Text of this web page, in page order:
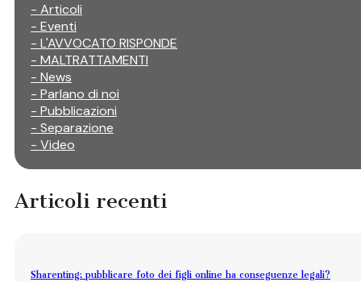
- Articoli
- Eventi
- L'AVVOCATO RISPONDE
- MALTRATTAMENTI
- News
- Parlano di noi
- Pubblicazioni
- Separazione
- Video
Articoli recenti
Sharenting: pubblicare foto dei figli online ha conseguenze legali?